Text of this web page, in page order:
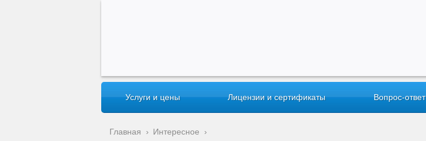
Услуги и цены Лицензии и сертификаты Вопрос-ответ
Главная › Интересное ›